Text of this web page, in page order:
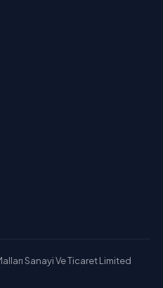
Sanayi Ve Ticaret Limited